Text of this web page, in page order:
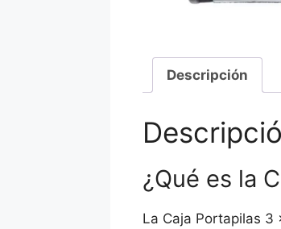
Descripción
¿Qué es la
La Caja Portapilas 3